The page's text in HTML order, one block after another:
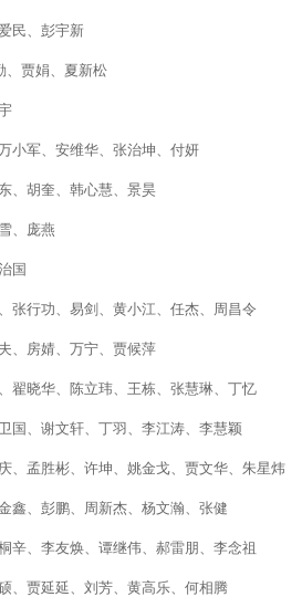
民、彭宇新
、贾娟、夏新松
小军、安维华、张治坤、付妍
、胡奎、韩心慧、景昊
、庞燕
国
张行功、易剑、黄小江、任杰、周昌令
、房婧、万宁、贾候萍
翟晓华、陈立玮、王栋、张慧琳、丁忆
国、谢文轩、丁羽、李江涛、李慧颖
、孟胜彬、许坤、姚金戈、贾文华、朱星炜
鑫、彭鹏、周新杰、杨文瀚、张健
辛、李友焕、谭继伟、郝雷朋、李念祖
、贾延延、刘芳、黄高乐、何相腾